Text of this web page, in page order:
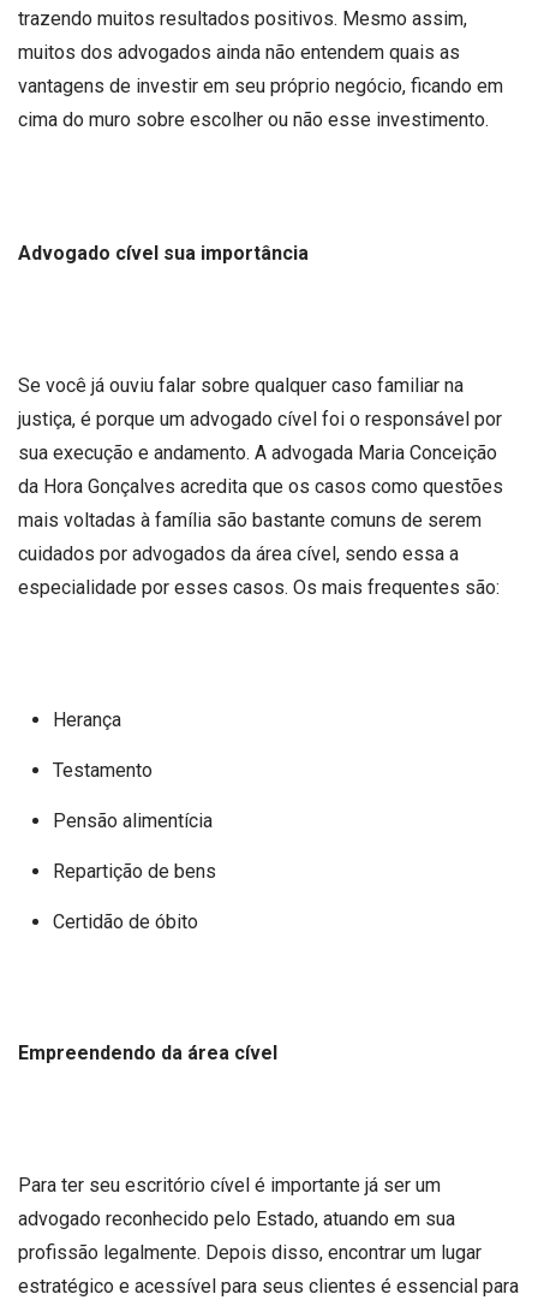
trazendo muitos resultados positivos. Mesmo assim,
muitos dos advogados ainda não entendem quais as
vantagens de investir em seu próprio negócio, ficando em
cima do muro sobre escolher ou não esse investimento.
Advogado cível sua importância
Se você já ouviu falar sobre qualquer caso familiar na
justiça, é porque um advogado cível foi o responsável por
sua execução e andamento. A advogada Maria Conceição
da Hora Gonçalves acredita que os casos como questões
mais voltadas à família são bastante comuns de serem
cuidados por advogados da área cível, sendo essa a
especialidade por esses casos. Os mais frequentes são:
Herança
Testamento
Pensão alimentícia
Repartição de bens
Certidão de óbito
Empreendendo da área cível
Para ter seu escritório cível é importante já ser um
advogado reconhecido pelo Estado, atuando em sua
profissão legalmente. Depois disso, encontrar um lugar
estratégico e acessível para seus clientes é essencial para